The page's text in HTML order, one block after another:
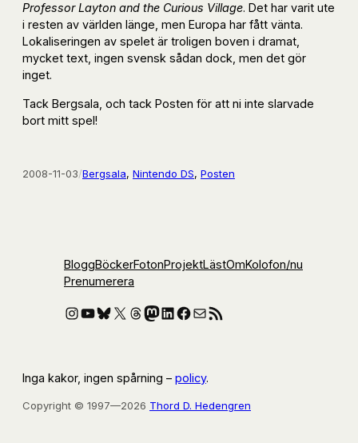
Professor Layton and the Curious Village. Det har varit ute
i resten av världen länge, men Europa har fått vänta.
Lokaliseringen av spelet är troligen boven i dramat,
mycket text, ingen svensk sådan dock, men det gör
inget.
Tack Bergsala, och tack Posten för att ni inte slarvade
bort mitt spel!
2008-11-03/Bergsala, Nintendo DS, Posten
BloggBöckerFotonProjektLästOmKolofon/nu
Prenumerera
Instagram
YouTube
Bluesky
X Threads
Mastodon
LinkedIn
Facebook
E-postRSS-flöde
Inga kakor, ingen spårning – policy.
Copyright © 1997—2026 Thord D. Hedengren